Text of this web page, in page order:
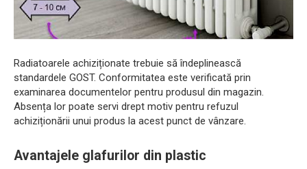
Radiatoarele achiziționate trebuie să îndeplinească
standardele GOST. Conformitatea este verificată prin
examinarea documentelor pentru produsul din magazin.
Absența lor poate servi drept motiv pentru refuzul
achiziționării unui produs la acest punct de vânzare.
Avantajele glafurilor din plastic